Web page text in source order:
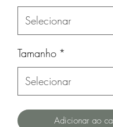
Tamanho *
Adicionar ao